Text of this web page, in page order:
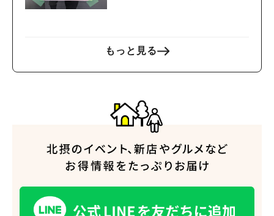
もっと見る
#自然とふれあう #ランチ
#大阪学院大 商品開発プロジェクト